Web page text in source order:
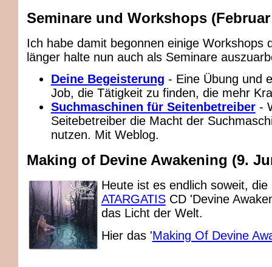
Seminare und Workshops (Februar
Ich habe damit begonnen einige Workshops
länger halte nun auch als Seminare
Deine Begeisterung - Eine Übung und
Job, die Tätigkeit zu finden, die mehr
Suchmaschinen für Seitenbetreiber-
Seitebetreiber die Macht der
nutzen. Mit Weblog.
Making of Devine Awakening (9.
Heute ist es endlich soweit, die
ATARGATISCD 'Devine
das Licht der Welt.
Hier das 'Making Of Devine